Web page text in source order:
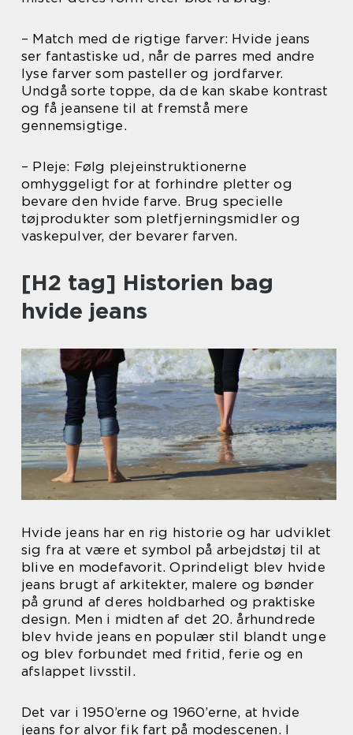
– Match med de rigtige farver: Hvide jeans
ser fantastiske ud, når de parres med andre
lyse farver som pasteller og jordfarver.
Undgå sorte toppe, da de kan skabe kontrast
og få jeansene til at fremstå mere
gennemsigtige.
– Pleje: Følg plejeinstruktionerne
omhyggeligt for at forhindre pletter og
bevare den hvide farve. Brug specielle
tøjprodukter som pletfjerningsmidler og
vaskepulver, der bevarer farven.
[H2 tag] Historien bag
hvide jeans
Hvide jeans har en rig historie og har udviklet
sig fra at være et symbol på arbejdstøj til at
blive en modefavorit. Oprindeligt blev hvide
jeans brugt af arkitekter, malere og bønder
på grund af deres holdbarhed og praktiske
design. Men i midten af det 20. århundrede
blev hvide jeans en populær stil blandt unge
og blev forbundet med fritid, ferie og en
afslappet livsstil.
Det var i 1950’erne og 1960’erne, at hvide
jeans for alvor fik fart på modescenen. I